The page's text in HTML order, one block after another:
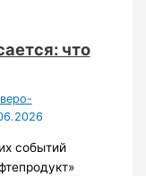
что
событий